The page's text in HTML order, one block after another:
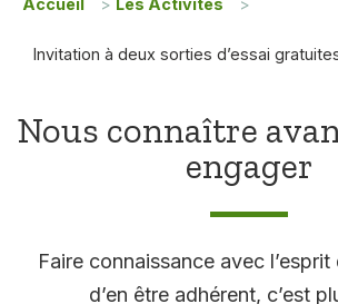
Accueil > Les Activités >
Invitation à deux sorties d’essai
Nous connaître
engager
Faire connaissance avec
d’en être adhérent, c’est